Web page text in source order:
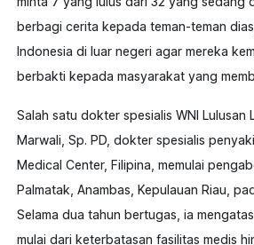
berbagi cerita kepada teman-teman
Indonesia di luar negeri agar mereka
berbakti kepada masyarakat yang
Salah satu dokter spesialis WNI Lulusan
Marwali, Sp. PD, dokter spesialis
Medical Center, Filipina, memulai
Palmatak, Anambas, Kepulauan Riau,
Selama dua tahun bertugas, ia
mulai dari keterbatasan fasilitas medis